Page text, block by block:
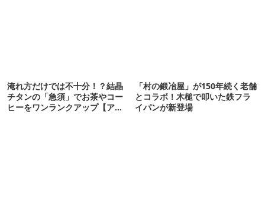
淹れ方だけでは不十分！？結晶
チタンの「急須」でお茶やコー
ヒーをワンランクアップ【アウ
「村の鍛冶屋」が150年続く老舗
とコラボ！木槌で叩いた鉄フラ
イパンが新登場